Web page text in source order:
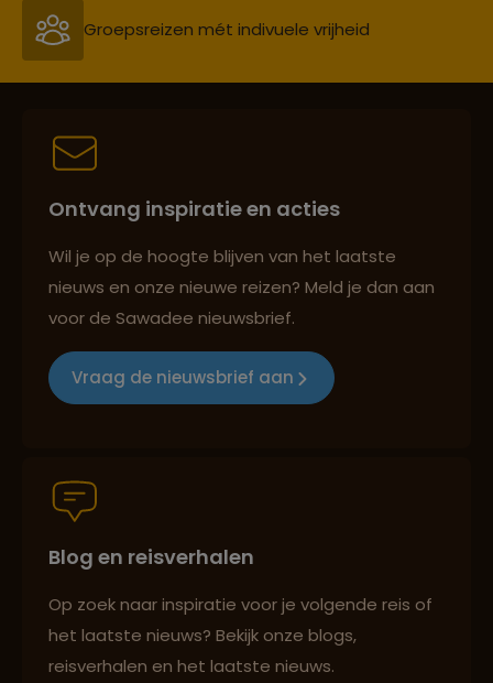
Groepsreizen mét indivuele vrijheid
Persoonlijk en deskundig reisadvies
Reizen met oog voor mens, cultuur en milieu
Persoonlijk en deskundig reisadvies
Best beoordeelde reisroutes
Ontvang inspiratie en acties
Wil je op de hoogte blijven van het laatste
nieuws en onze nieuwe reizen? Meld je dan aan
voor de Sawadee nieuwsbrief.
Vraag de nieuwsbrief aan
Blog en reisverhalen
Op zoek naar inspiratie voor je volgende reis of
het laatste nieuws? Bekijk onze blogs,
reisverhalen en het laatste nieuws.